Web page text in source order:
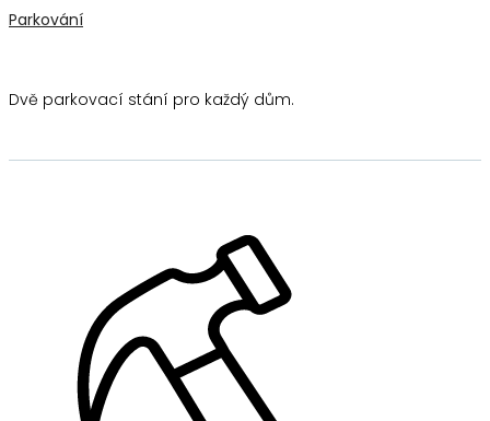
Parkování
Dvě parkovací stání pro každý dům.